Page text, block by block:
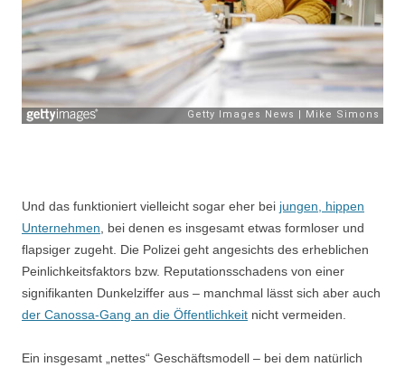
Und das funktioniert vielleicht sogar eher bei jungen, hippen
Unternehmen , bei denen es insgesamt etwas formloser und
flapsiger zugeht. Die Polizei geht angesichts des erheblichen
Peinlichkeitsfaktors bzw. Reputationsschadens von einer
signifikanten Dunkelziffer aus – manchmal lässt sich aber auch
der Canossa-Gang an die Öffentlichkeit nicht vermeiden.
Ein insgesamt „nettes“ Geschäftsmodell – bei dem natürlich